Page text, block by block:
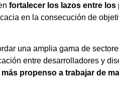
fortalecer los lazos entre
en la consecución de
una amplia gama de
entre desarrolladores y
propenso a trabajar de